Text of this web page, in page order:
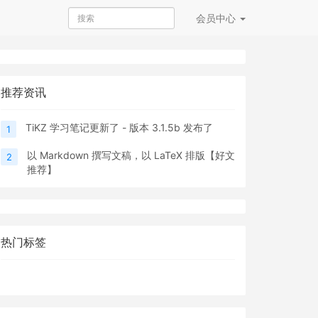
会员中心
推荐资讯
1 TiKZ 学习笔记更新了 - 版本 3.1.5b 发布了
2
以 Markdown 撰写文稿，以 LaTeX 排版【好文
推荐】
热门标签